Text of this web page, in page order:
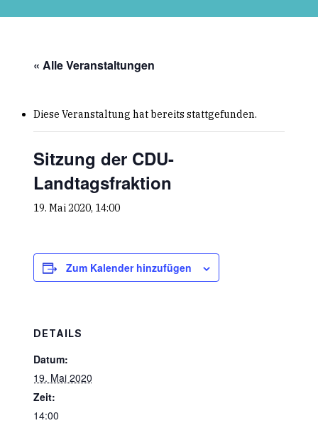
« Alle Veranstaltungen
Diese Veranstaltung hat bereits stattgefunden.
Sitzung der CDU-
Landtagsfraktion
19. Mai 2020, 14:00
Zum Kalender hinzufügen
DETAILS
Datum:
19. Mai 2020
Zeit:
14:00